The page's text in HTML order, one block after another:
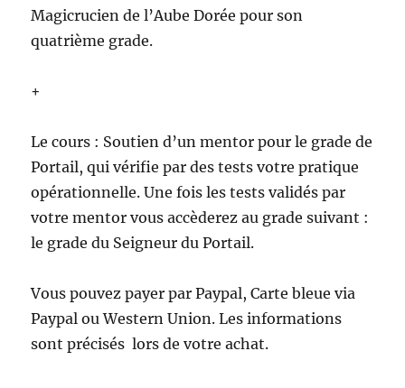
Magicrucien de l’Aube Dorée pour son
quatrième grade.
+
Le cours : Soutien d’un mentor pour le grade de
Portail, qui vérifie par des tests votre pratique
opérationnelle. Une fois les tests validés par
votre mentor vous accèderez au grade suivant :
le grade du Seigneur du Portail.
Vous pouvez payer par Paypal, Carte bleue via
Paypal ou Western Union. Les informations
sont précisés lors de votre achat.